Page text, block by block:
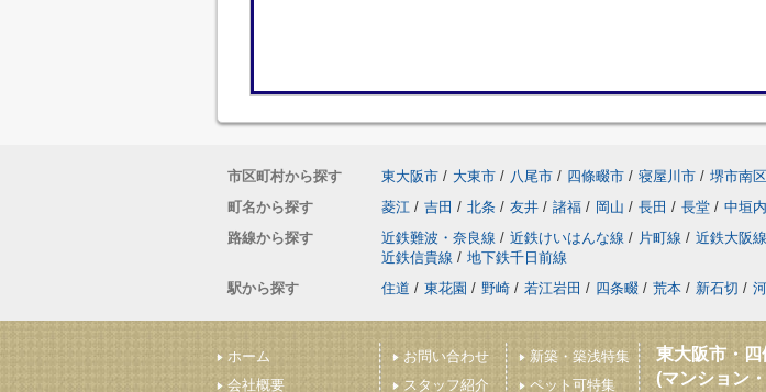
市区町村から探す 東大阪市 / 大東市 / 八尾市 / 四條畷市 / 寝屋川市 / 堺市南区
町名から探す
菱江 / 吉田 / 北条 / 友井 / 諸福 / 岡山 / 長田 / 長堂 / 中垣内
路線から探す
近鉄難波・奈良線 / 近鉄けいはんな線 / 片町線 / 近鉄大阪線
近鉄信貴線 / 地下鉄千日前線
駅から探す
住道 / 東花園 / 野崎 / 若江岩田 / 四条畷 / 荒本 / 新石切 /
ホーム
会社概要
お問い合わせ
スタッフ紹介
新築・築浅特集
ペット可特集
東大阪市・
(マンション